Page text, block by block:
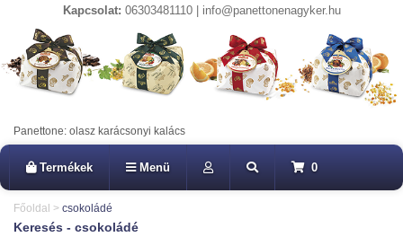
Kapcsolat: 06303481110 | info@panettonenagyker.hu
Panettone: olasz karácsonyi kalács
Termékek Menü 0
Főoldal > csokoládé
Keresés - csokoládé